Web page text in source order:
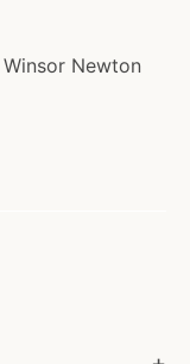
Newton